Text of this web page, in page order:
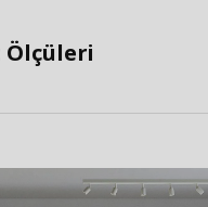
Ölçüleri